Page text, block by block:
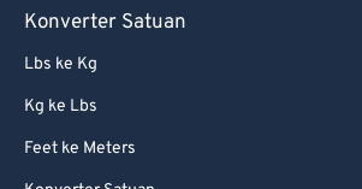
Konverter Satuan
Lbs ke Kg
Kg ke Lbs
Feet ke Meters